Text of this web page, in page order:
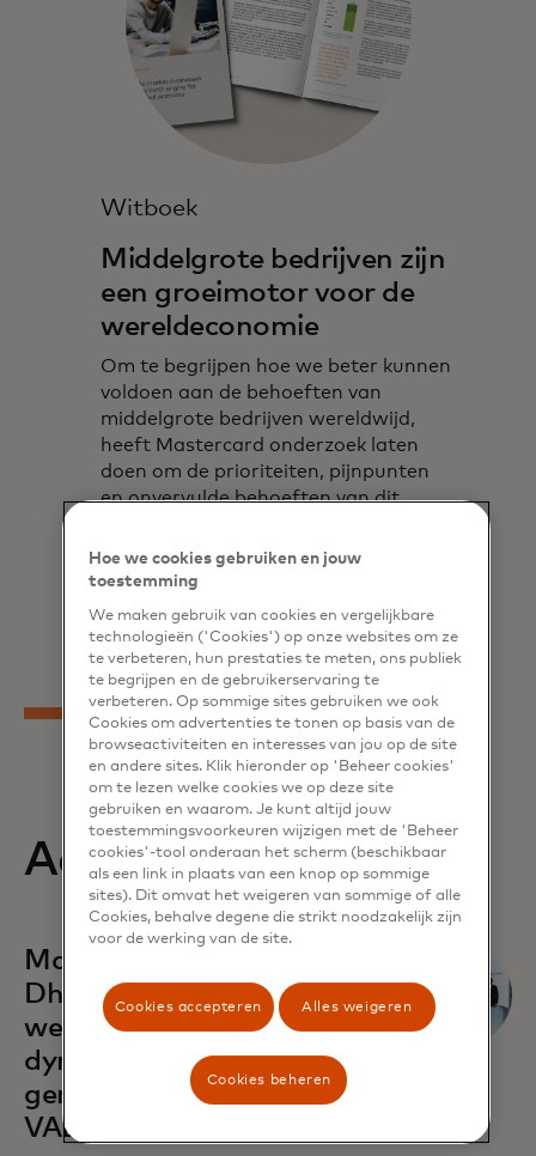
Witboek
Middelgrote bedrijven zijn
een groeimotor voor de
wereldeconomie
Om te begrijpen hoe we beter kunnen
voldoen aan de behoeften van
middelgrote bedrijven wereldwijd,
heeft Mastercard onderzoek laten
doen om de prioriteiten, pijnpunten
en onvervulde behoeften van dit
segment te identificeren.
Lees meer
Aanverwant
Mastercard en Abu
Dhabi Global Market
werken samen om de
dynamische MKB-
gemeenschap van de
VAE te versterken
opens in a new tab
Hoe we cookies gebruiken en jouw
toestemming
We maken gebruik van cookies en vergelijkbare
technologieën ('Cookies') op onze websites om ze
te verbeteren, hun prestaties te meten, ons publiek
te begrijpen en de gebruikerservaring te
verbeteren. Op sommige sites gebruiken we ook
Cookies om advertenties te tonen op basis van de
browseactiviteiten en interesses van jou op de site
en andere sites. Klik hieronder op 'Beheer cookies'
om te lezen welke cookies we op deze site
gebruiken en waarom. Je kunt altijd jouw
toestemmingsvoorkeuren wijzigen met de 'Beheer
cookies'-tool onderaan het scherm (beschikbaar
als een link in plaats van een knop op sommige
sites). Dit omvat het weigeren van sommige of alle
Cookies, behalve degene die strikt noodzakelijk zijn
voor de werking van de site.
Cookies accepteren Alles weigeren
Cookies beheren